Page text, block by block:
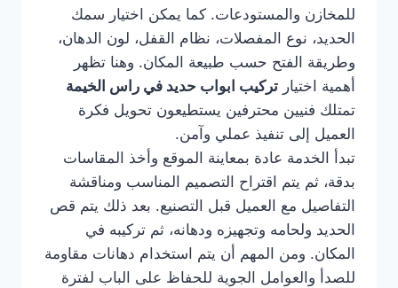
للمخازن والمستودعات. كما يمكن اختيار سمك
الحديد، نوع المفصلات، نظام القفل، لون الدهان،
وطريقة الفتح حسب طبيعة المكان. وهنا تظهر
أهمية اختيار تركيب ابواب حديد في راس الخيمة
تمتلك فنيين محترفين يستطيعون تحويل فكرة
العميل إلى تنفيذ عملي وآمن.
تبدأ الخدمة عادة بمعاينة الموقع وأخذ المقاسات
بدقة، ثم يتم اقتراح التصميم المناسب ومناقشة
التفاصيل مع العميل قبل التصنيع. بعد ذلك يتم قص
الحديد ولحامه وتجهيزه ودهانه، ثم تركيبه في
المكان. ومن المهم أن يتم استخدام دهانات مقاومة
للصدأ والعوامل الجوية للحفاظ على الباب لفترة